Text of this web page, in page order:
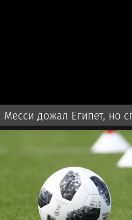
Месси дожал Египет, но